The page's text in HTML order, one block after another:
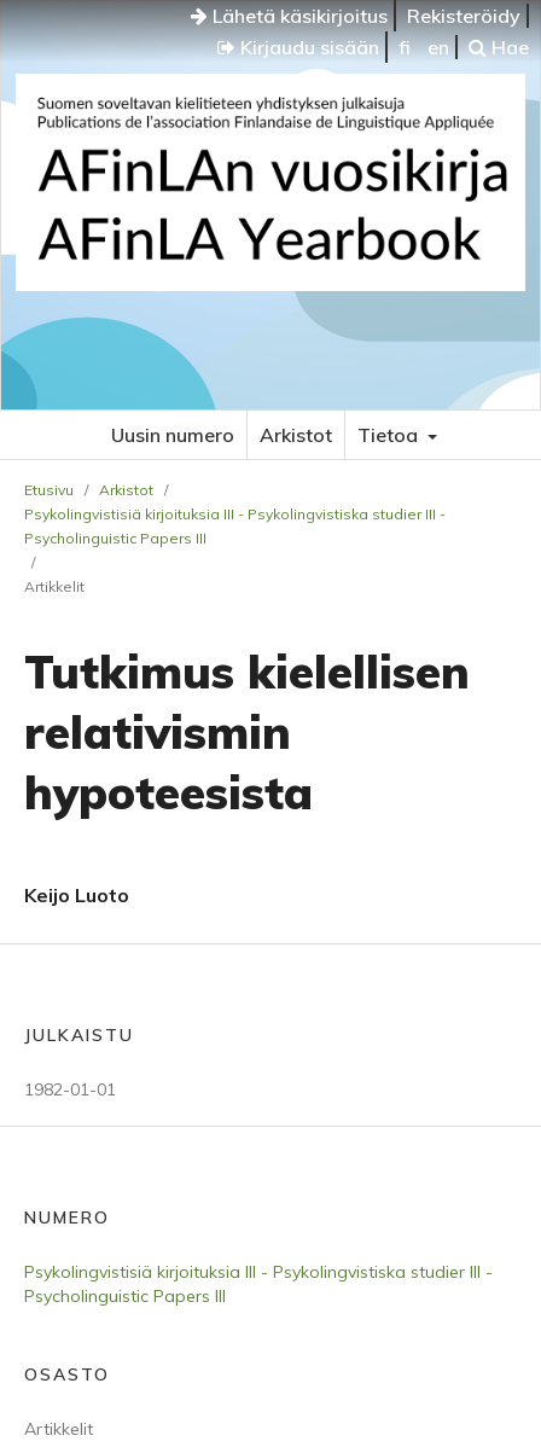
Lähetä käsikirjoitus
Rekisteröidy
Kirjaudu sisään
fi en Hae
Uusin numero Arkistot Tietoa
Etusivu / Arkistot /
Psykolingvistisiä kirjoituksia III - Psykolingvistiska studier III -
Psycholinguistic Papers III
/
Artikkelit
Tutkimus kielellisen
relativismin
hypoteesista
Keijo Luoto
JULKAISTU
1982-01-01
NUMERO
Psykolingvistisiä kirjoituksia III - Psykolingvistiska studier III -
Psycholinguistic Papers III
OSASTO
Artikkelit